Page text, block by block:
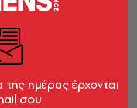
ημέρας έρχονται
σου